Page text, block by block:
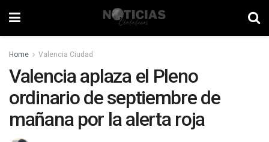
Home Valencia Ciudad
Valencia aplaza el Pleno
ordinario de septiembre de
mañana por la alerta roja